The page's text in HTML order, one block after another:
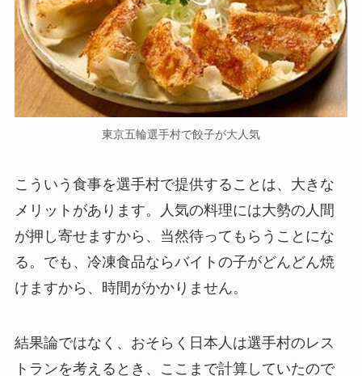
東京五輪選手村で餃子が大人気
こういう食事を選手村で提供することは、大きな
メリットがあります。人気の料理には大勢の人間
が押し寄せますから、当然待ってもらうことにな
る。でも、冷凍食品ならバイトの子がどんどん焼
けますから、時間がかかりません。
結果論ではなく、おそらく日本人は選手村のレス
トランを考えるとき、ここまで計算していたので